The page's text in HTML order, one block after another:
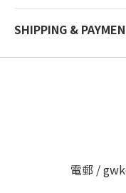
SHIPPING &
電郵 /